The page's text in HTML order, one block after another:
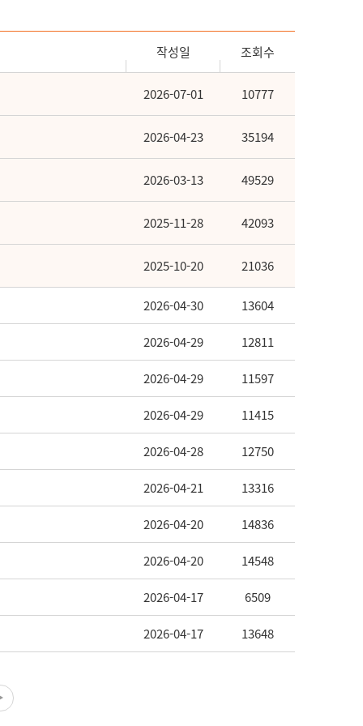
작성일 조회수
2026-07-01 10777
2026-04-23 35194
2026-03-13 49529
2025-11-28 42093
2025-10-20 21036
2026-04-30 13604
2026-04-29 12811
2026-04-29 11597
2026-04-29 11415
2026-04-28 12750
2026-04-21 13316
2026-04-20 14836
2026-04-20 14548
2026-04-17 6509
2026-04-17 13648